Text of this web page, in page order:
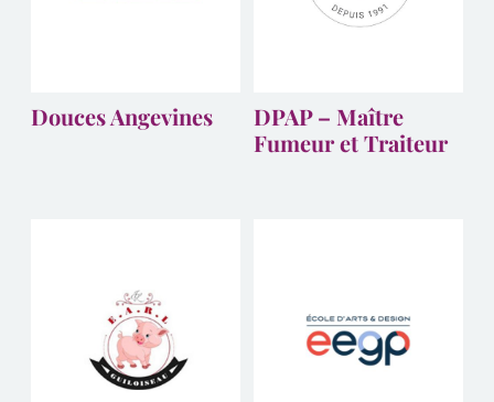
Douces Angevines
DPAP – Maître
Fumeur et Traiteur